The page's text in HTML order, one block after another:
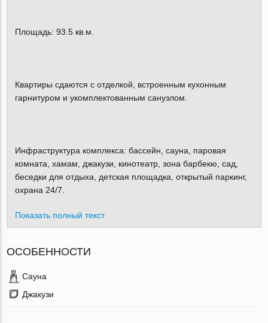
Площадь: 93.5 кв.м.
Квартиры сдаются с отделкой, встроенным кухонным
гарнитуром и укомплектованным санузлом.
Инфраструктура комплекса: бассейн, сауна, паровая
комната, хамам, джакузи, кинотеатр, зона барбекю, сад,
беседки для отдыха, детская площадка, открытый паркинг,
охрана 24/7.
Показать полный текст
ОСОБЕННОСТИ
Сауна
Джакузи